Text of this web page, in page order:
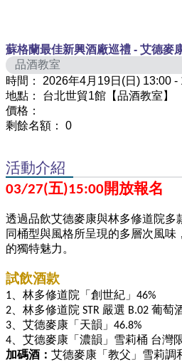
蘇格蘭最佳新興酒廠巡禮 - 艾德麥
品酒教室
時間： 2026年4月19日(日) 13:00 -
地點： 台北世貿1館【品酒教室】
價格：
剩餘名額： 0
活動介紹
03/27(五)15:00開放報名
透過品飲艾德麥康與林多修道院多
同桶型與風格所呈現的多層次風
的獨特魅力。
試飲酒款
1、林多修道院「創世紀」46%
2、林多修道院 STR 嚴選 B.02 葡萄
3、艾德麥康「天韻」46.8%
4、艾德麥康「濃韻」雪莉桶 台灣
加碼酒： 艾德麥康「教父」雪莉調